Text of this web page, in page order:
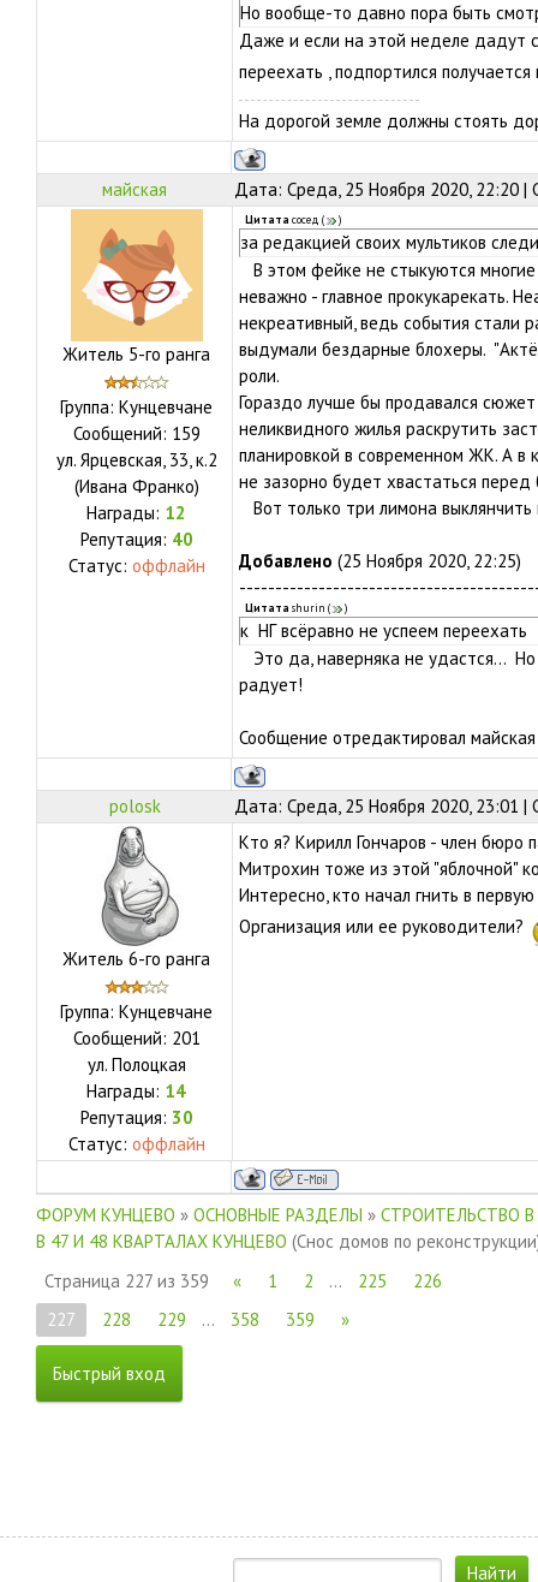
Но вообще-то давно пора быть
Даже и если на этой неделе дадут
переехать , подпортился
На дорогой земле должны стоять
майская Дата: Среда, 25 Ноября 2020, 22:20
Житель 5-го ранга
Группа: Кунцевчане
Сообщений: 159
ул. Ярцевская, 33, к.2
(Ивана Франко)
Награды: 12
Репутация: 40
Статус: оффлайн
Цитата сосед ( )
за редакцией своих мультиков
В этом фейке не стыкуются
неважно - главное прокукарекать.
некреативный, ведь события стали
выдумали бездарные блохеры.
роли.
Гораздо лучше бы продавался
неликвидного жилья раскрутить
планировкой в современном ЖК. А в
не зазорно будет хвастаться
Вот только три лимона выклянчить
Добавлено (25 Ноября 2020, 22:25)
Цитата shurin ( )
к НГ всёравно не успеем переехать
Это да, наверняка не удастся...
радует!
Сообщение отредактировал майская
polosk Дата: Среда, 25 Ноября 2020, 23:01
Житель 6-го ранга
Группа: Кунцевчане
Сообщений: 201
ул. Полоцкая
Награды: 14
Репутация: 30
Статус: оффлайн
Кто я? Кирилл Гончаров - член бюро
Митрохин тоже из этой "яблочной"
Интересно, кто начал гнить в
Организация или ее руководители?
ФОРУМ КУНЦЕВО » ОСНОВНЫЕ РАЗДЕЛЫ » СТРОИТЕЛЬСТВО
В 47 И 48 КВАРТАЛАХ КУНЦЕВО (Снос домов по
Страница 227 из 359 « 1 2 … 225
226
227
228 229 … 358 359 »